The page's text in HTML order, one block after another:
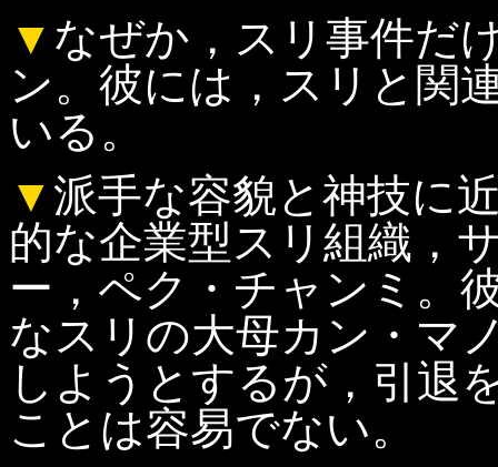
▼ なぜか，スリ事件だ
ン。彼には，スリと関
いる。
▼派手な容貌と神技に
的な企業型スリ組織，
ー，ペク・チャンミ。
なスリの大母カン・マ
しようとするが，引退
ことは容易でない。